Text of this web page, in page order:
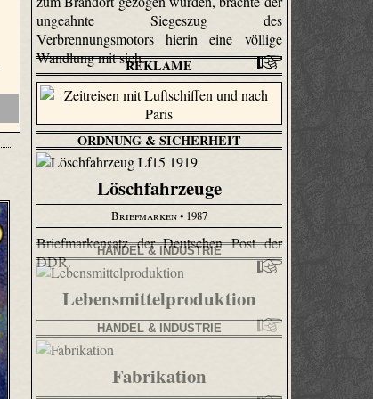
ungeahnte Siegeszug des
Verbrennungsmotors hierin eine völlige
Wandlung mit sich.REKLAME
ORDNUNG & SICHERHEIT
Löschfahrzeuge
Briefmarken• 1987
Briefmarkensatz der Deutschen Post der
DDR.
HANDEL & INDUSTRIE
Lebensmittelproduktion
HANDEL & INDUSTRIE
Fabrikation